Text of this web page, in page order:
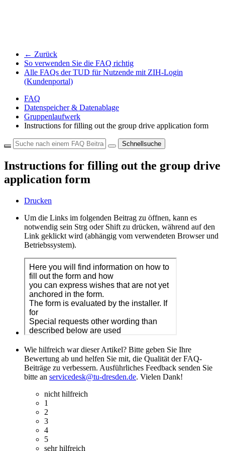
← Zurück
So verwenden Sie die FAQ richtig
Alle FAQs der TUD für Nutzende mit ZIH-Login
(Kundenportal)
FAQ
Datenspeicher & Datenablage
Gruppenlaufwerk
Instructions for filling out the group drive application form
Schnellsuche
Instructions for filling out the group drive
application form
Drucken
Um die Links im folgenden Beitrag zu öffnen, kann es
notwendig sein Strg oder Shift zu drücken, während auf den
Link geklickt wird (abhängig vom verwendeten Browser und
Betriebssystem).
Wie hilfreich war dieser Artikel? Bitte geben Sie Ihre
Bewertung ab und helfen Sie mit, die Qualität der FAQ-
Beiträge zu verbessern. Ausführliches Feedback senden Sie
bitte an servicedesk@tu-dresden.de. Vielen Dank!
nicht hilfreich
1
2
3
4
5
sehr hilfreich